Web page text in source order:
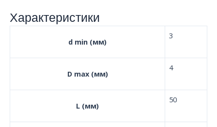
Характеристики
d min (мм)
3
D max (мм)
4
L (мм)
50